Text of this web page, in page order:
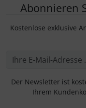
Abonnieren
Kostenlose exklusive
Der Newsletter ist
Ihrem